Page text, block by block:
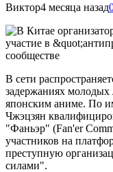
Виктор4 месяца назад
В сети
задержаниях
японским аниме. По
Чжэцзян
"Фаньэр" (Fan'er
участников на
преступную
силами".